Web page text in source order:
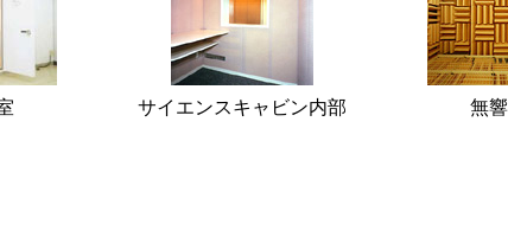
サイエンスキャビン内部 無